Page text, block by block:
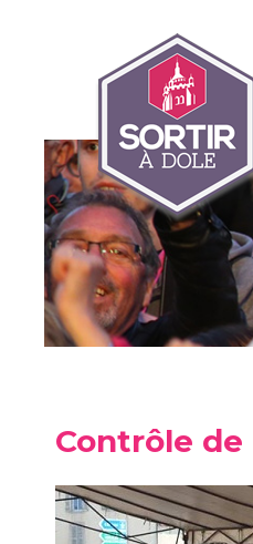
Contrôle